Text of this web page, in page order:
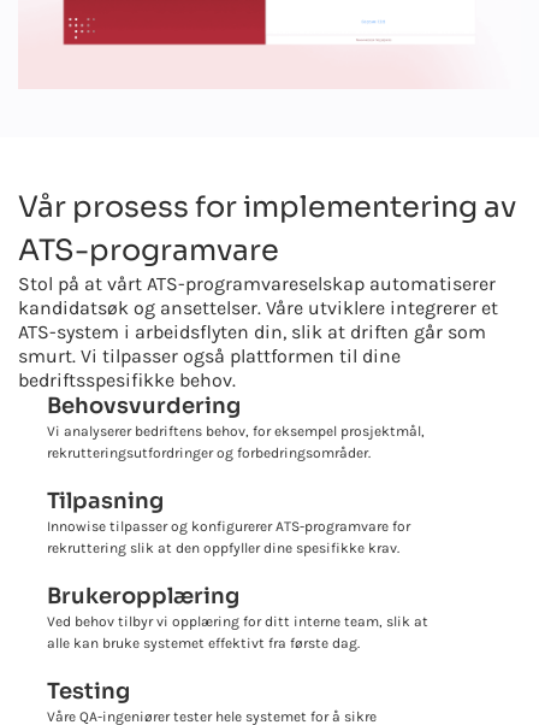
Vår prosess for implementering av
ATS-programvare
Stol på at vårt ATS-programvareselskap automatiserer
kandidatsøk og ansettelser. Våre utviklere integrerer et
ATS-system i arbeidsflyten din, slik at driften går som
smurt. Vi tilpasser også plattformen til dine
bedriftsspesifikke behov.
Behovsvurdering
Vi analyserer bedriftens behov, for eksempel prosjektmål,
rekrutteringsutfordringer og forbedringsområder.
Tilpasning
Innowise tilpasser og konfigurerer ATS-programvare for
rekruttering slik at den oppfyller dine spesifikke krav.
Brukeropplæring
Ved behov tilbyr vi opplæring for ditt interne team, slik at
alle kan bruke systemet effektivt fra første dag.
Testing
Våre QA-ingeniører tester hele systemet for å sikre